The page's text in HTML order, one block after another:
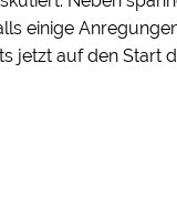
einige
jetzt auf den Start